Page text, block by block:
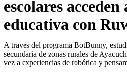
escolares
educativa con
A través del programa BotBunny,
secundaria de zonas rurales de
vez a experiencias de robótica y